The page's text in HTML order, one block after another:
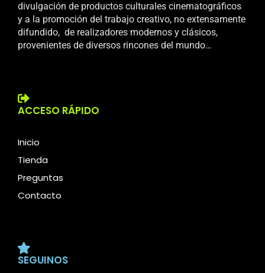
divulgación de productos culturales cinematográficos
y a la promoción del trabajo creativo, no extensamente
difundido, de realizadores modernos y clásicos,
provenientes de diversos rincones del mundo…
ACCESO RÁPIDO
Inicio
Tienda
Preguntas
Contacto
SEGUINOS